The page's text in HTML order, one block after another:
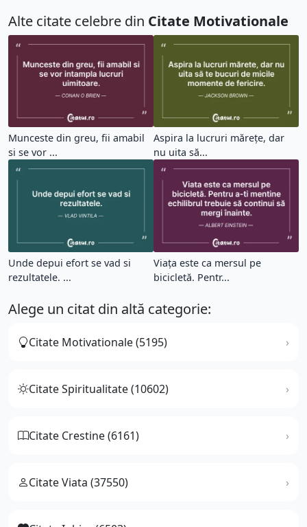
Alte citate celebre din Citate Motivationale
Munceste din greu, fii amabil
si se vor ...
Aspira la lucruri mărețe, dar
nu uita să...
Unde depui efort se vad si
rezultatele. ...
Viața este ca mersul pe
bicicletă. Pentr...
Alege un citat din altă categorie:
Citate Motivationale (5195)
Citate Spiritualitate (10602)
Citate Crestine (6161)
Citate Viata (37550)